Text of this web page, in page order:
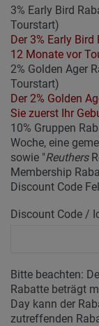
3% Early Bird
Tourstart)
Der 3% Early
12 Monate vor
2% Golden Ager
Tourstart)
Der 2% Golden
Sie zuerst Ihr
10% Gruppen
Woche, eine
sowie "Reuthers
Membership
Discount Code
Discount Code /
Bitte beachten:
Rabatte beträgt
Day kann der
zutreffenden